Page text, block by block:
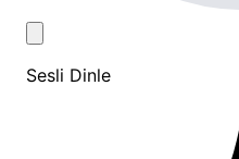
Sesli Dinle